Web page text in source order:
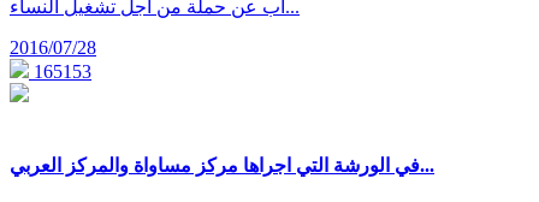
اب عن حملة من اجل تشغيل النساء...
2016/07/28
165153
في الورشة التي اجراها مركز مساواة والمركز العربي...